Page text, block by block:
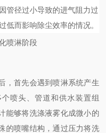
管径过小导致的进气阻力过
低而影响除尘效率的情况。
喷淋阶段
，首先会遇到喷淋系统产生
喷头、管道和供水装置组
能够将洗涤液雾化成微小的
的喷嘴结构，通过压力将洗